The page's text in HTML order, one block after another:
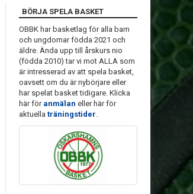
BÖRJA SPELA BASKET
OBBK har basketlag för alla barn
och ungdomar födda 2021 och
äldre. Ända upp till årskurs nio
(födda 2010) tar vi mot ALLA som
är intresserad av att spela basket,
oavsett om du är nybörjare eller
har spelat basket tidigare. Klicka
här för anmälan eller här för
aktuella träningstider.